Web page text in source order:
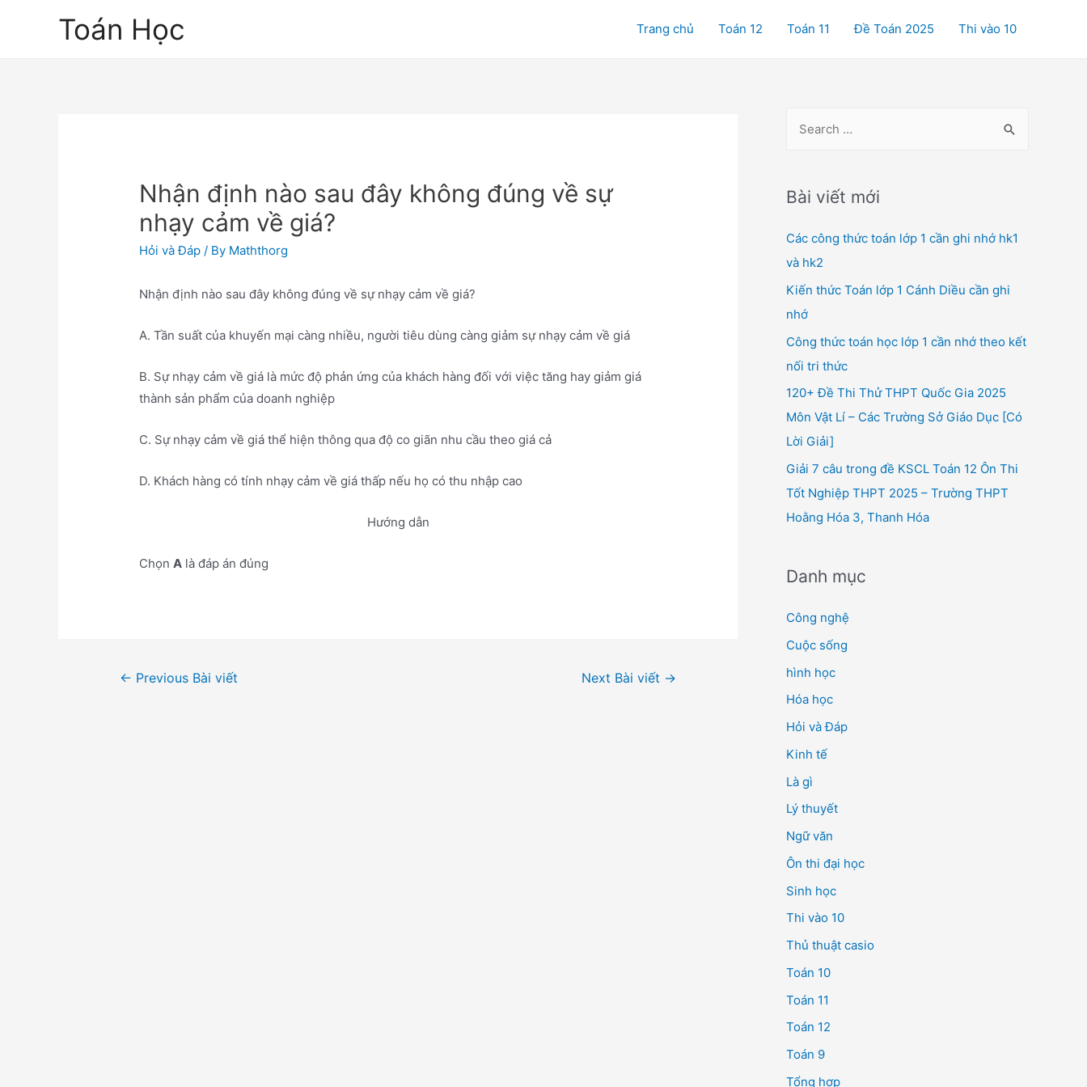
Toán Học Trang chủ Toán 12 Toán 11 Đề Toán 2025 Thi vào 10
Nhận định nào sau đây không đúng về sự
nhạy cảm về giá?
Hỏi và Đáp / By Maththorg
Nhận định nào sau đây không đúng về sự nhạy cảm về giá?
A. Tần suất của khuyến mại càng nhiều, người tiêu dùng càng giảm sự nhạy cảm về giá
B. Sự nhạy cảm về giá là mức độ phản ứng của khách hàng đối với việc tăng hay giảm giá
thành sản phẩm của doanh nghiệp
C. Sự nhạy cảm về giá thể hiện thông qua độ co giãn nhu cầu theo giá cả
D. Khách hàng có tính nhạy cảm về giá thấp nếu họ có thu nhập cao
Hướng dẫn
ChọnA là đáp án đúng
Điều← Previous Bài viết Next Bài viết →
r
h
f
o
r
:
Bài viết mới
Các công thức toán lớp 1 cần ghi nhớ hk1
và hk2
Kiến thức Toán lớp 1 Cánh Diều cần ghi
nhớ
Công thức toán học lớp 1 cần nhớ theo kết
nối tri thức
120+ Đề Thi Thử THPT Quốc Gia 2025
Môn Vật Lí – Các Trường Sở Giáo Dục [Có
Lời Giải]
Giải 7 câu trong đề KSCL Toán 12 Ôn Thi
Tốt Nghiệp THPT 2025 – Trường THPT
Hoằng Hóa 3, Thanh Hóa
Danh mục
Công nghệ
Cuộc sống
hình học
Hóa học
Hỏi và Đáp
Kinh tế
Là gì
Lý thuyết
Ngữ văn
Ôn thi đại học
Sinh học
Thi vào 10
Thủ thuật casio
Toán 10
Toán 11
Toán 12
Toán 9
Tổng hợp